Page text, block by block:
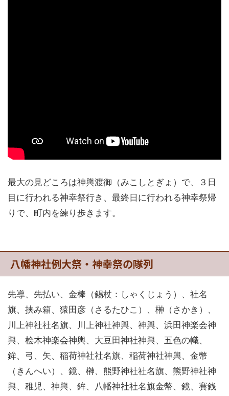
最大の見どころは神輿渡御（みこしとぎょ）で、３日
目に行われる神幸祭行き、最終日に行われる神幸祭帰
りで、町内を練り歩きます。
八幡神社例大祭・神幸祭の隊列
先導、先払い、金棒（錫杖：しゃくじょう）、社名
旗、挟み箱、猿田彦（さるたひこ）、榊（さかき）、
川上神社社名旗、川上神社神輿、神輿、浜田神楽会神
輿、桧木神楽会神輿、大豆田神社神輿、五色の幟、
鉾、弓、矢、稲荷神社社名旗、稲荷神社神輿、金幣
（きんへい）、鏡、榊、熊野神社社名旗、熊野神社神
輿、稚児、神輿、鉾、八幡神社社名旗金幣、鏡、賽銭